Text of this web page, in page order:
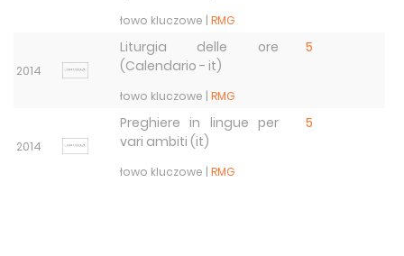
łowo kluczowe | RMG
2014
Liturgia delle ore
(Calendario - it)
łowo kluczowe | RMG
5
2014
Preghiere in lingue per
vari ambiti (it)
łowo kluczowe | RMG
5